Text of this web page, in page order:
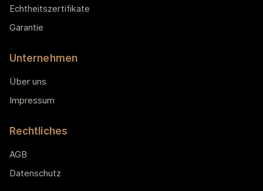
Echtheitszertifikate
Garantie
Unternehmen
Über uns
Impressum
Rechtliches
AGB
Datenschutz